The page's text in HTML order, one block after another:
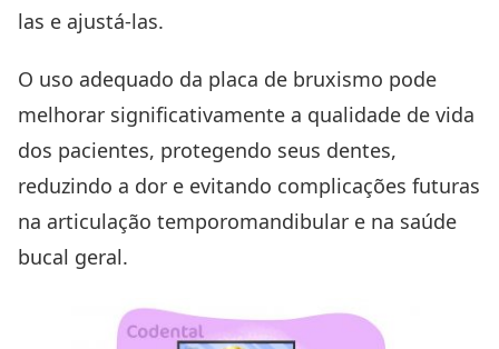
las e ajustá-las.
O uso adequado da placa de bruxismo pode
melhorar significativamente a qualidade de vida
dos pacientes, protegendo seus dentes,
reduzindo a dor e evitando complicações futuras
na articulação temporomandibular e na saúde
bucal geral.